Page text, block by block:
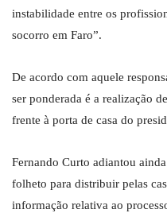
instabilidade entre os
socorro em Faro”.
De acordo com aquele
ser ponderada é a realização
frente à porta de casa do
Fernando Curto adiantou
folheto para distribuir pelas
informação relativa ao